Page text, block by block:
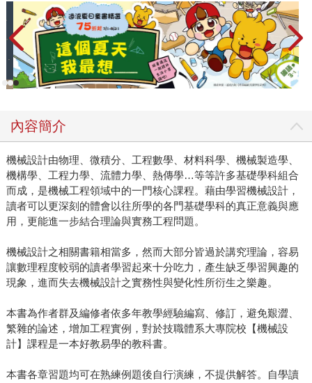
內容簡介
機械設計由物理、微積分、工程數學、材料科學、機械製造學、
機構學、工程力學、流體力學、熱傳學…等等許多基礎學科組合
而成，是機械工程領域中的一門核心課程。藉由學習機械設計，
讀者可以更深刻的體會以往所學的各門基礎學科的真正意義與應
用，更能進一步結合理論與實務工程問題。
機械設計之相關書籍相當多，然而大部分皆過於講究理論，容易
讓數理程度較弱的讀者學習起來十分吃力，產生缺乏學習興趣的
現象，進而失去機械設計之實務性與變化性所衍生之樂趣。
本書為作者群及編修者依多年教學經驗編寫、修訂，避免艱澀、
繁雜的論述，增加工程實例，對於技職體系大專院校【機械設
計】課程是一本好教易學的教科書。
本書各章習題均可在熟練例題後自行演練，不提供解答。自學讀